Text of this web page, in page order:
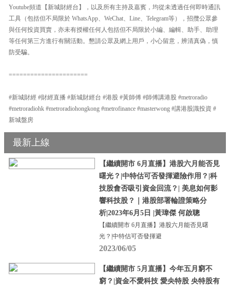
Youtube頻道【新城財經台】，以及所有主持及嘉賓，均從未透過任何即時通訊
工具（包括但不局限於 WhatsApp、WeChat、Line、Telegram等），招攬公眾參
與任何投資買賣，亦未有授權任何人包括但不局限於小編、編輯、助手、助理
等任何第三方進行有關活動。懇請公眾及網上用戶，小心留意，辨清真偽，慎
防受騙。
======================
#新城財經 #財經直播 #新城財經台 #港股 #黃師傅 #師傅講港股 #metroradio
#metroradiohk #metroradiohongkong #metrofinance #masterwong #講港股識投資 #
新城盤房
最新上線
【繼續開市 6月直播】港股六月能否見
曙光？|中特估可否發揮避險作用？|科
技股會否吸引資金回流？| 美息如何影
響科技股？｜港股部署輪證策略分
析|2023年6月5日 |黃瑋傑 何啟聰
【繼續開市 6月直播】港股六月能否見曙
光？|中特估可否發揮避
2023/06/05
【繼續開市 5月直播】今年五月窮不
窮？|資金不愛科技 愛央特股 央特股有